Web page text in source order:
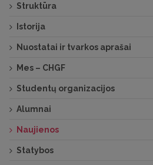
Struktūra
Istorija
Nuostatai ir tvarkos aprašai
Mes – CHGF
Studentų organizacijos
Alumnai
Naujienos
Statybos